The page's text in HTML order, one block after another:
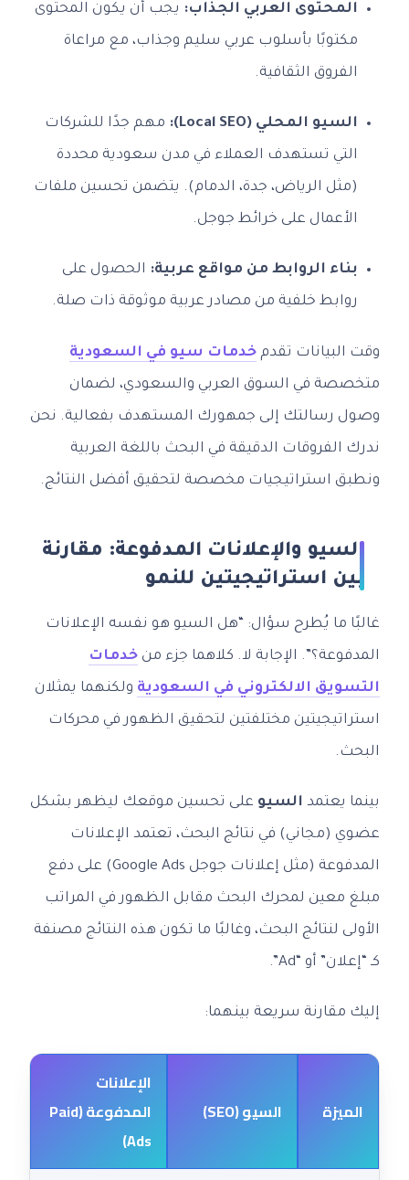
المحتوى العربي الجذاب: يجب أن يكون المحتوى
مكتوبًا بأسلوب عربي سليم وجذاب، مع مراعاة
الفروق الثقافية.
السيو المحلي (Local SEO): مهم جدًا للشركات
التي تستهدف العملاء في مدن سعودية محددة
(مثل الرياض، جدة، الدمام). يتضمن تحسين ملفات
الأعمال على خرائط جوجل.
بناء الروابط من مواقع عربية: الحصول على
روابط خلفية من مصادر عربية موثوقة ذات صلة.
وقت البيانات تقدم خدمات سيو في السعودية
متخصصة في السوق العربي والسعودي، لضمان
وصول رسالتك إلى جمهورك المستهدف بفعالية. نحن
ندرك الفروقات الدقيقة في البحث باللغة العربية
ونطبق استراتيجيات مخصصة لتحقيق أفضل النتائج.
السيو والإعلانات المدفوعة: مقارنة
بين استراتيجيتين للنمو
غالبًا ما يُطرح سؤال: “هل السيو هو نفسه الإعلانات
المدفوعة؟”. الإجابة لا. كلاهما جزء من خدمات
التسويق الالكتروني في السعودية ولكنهما يمثلان
استراتيجيتين مختلفتين لتحقيق الظهور في محركات
البحث.
بينما يعتمد السيو على تحسين موقعك ليظهر بشكل
عضوي (مجاني) في نتائج البحث، تعتمد الإعلانات
المدفوعة (مثل إعلانات جوجل Google Ads) على دفع
مبلغ معين لمحرك البحث مقابل الظهور في المراتب
الأولى لنتائج البحث، وغالبًا ما تكون هذه النتائج مصنفة
كـ “إعلان” أو “Ad”.
إليك مقارنة سريعة بينهما:
الميزة السيو (SEO)
الإعلانات
المدفوعة (Paid
Ads)